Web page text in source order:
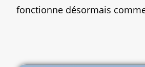
fonctionne désormais